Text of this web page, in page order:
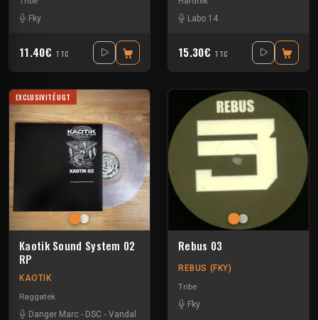
Fky
11.40€ TTC
Labo 14
15.30€ TTC
EXCLUSIVITÉ UGT
Kaotik Sound System 02
RP
KAOTIK
Raggatek
Danger Marc - DSC - Vandal
Rebus 03
REBUS (FKY)
Tribe
Fky